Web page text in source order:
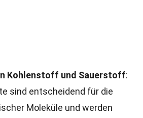
Kohlenstoff und Sauerstoff:
sind entscheidend für die
Moleküle und werden